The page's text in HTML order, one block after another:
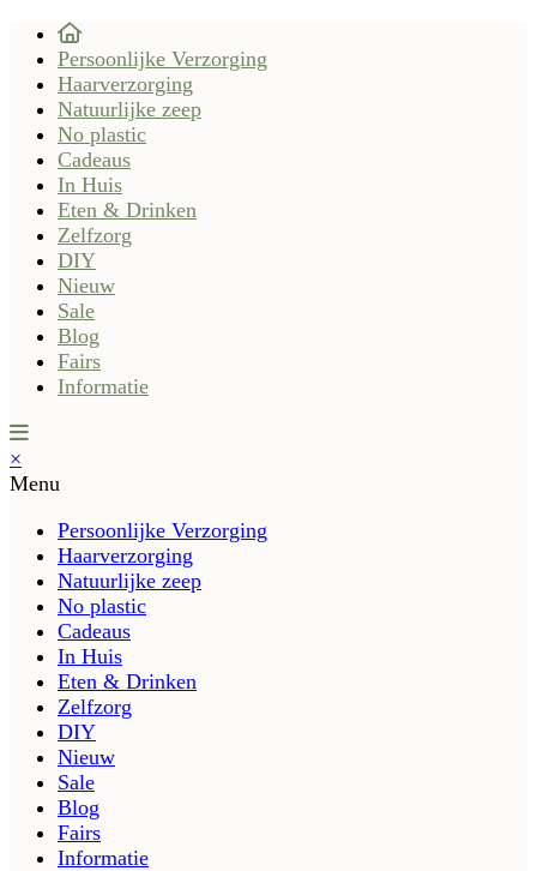
Persoonlijke Verzorging
Haarverzorging
Natuurlijke zeep
No plastic
Cadeaus
In Huis
Eten & Drinken
Zelfzorg
DIY
Nieuw
Sale
Blog
Fairs
Informatie
×
Menu
Persoonlijke Verzorging
Haarverzorging
Natuurlijke zeep
No plastic
Cadeaus
In Huis
Eten & Drinken
Zelfzorg
DIY
Nieuw
Sale
Blog
Fairs
Informatie